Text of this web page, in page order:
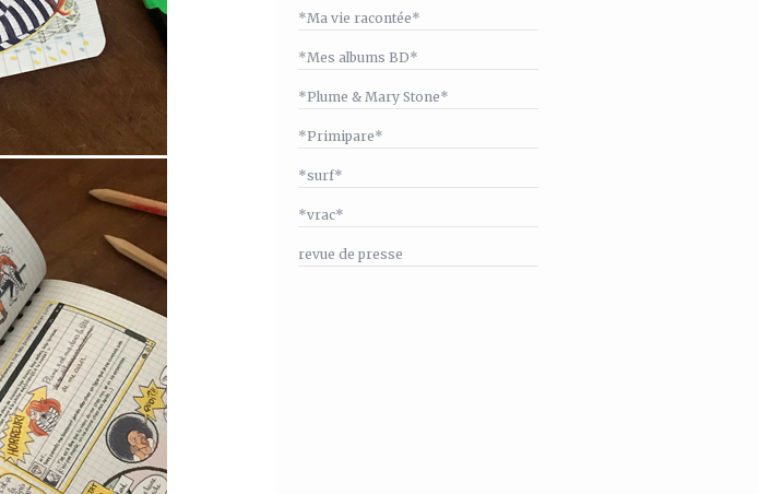
*Ma vie racontée*
*Mes albums BD*
*Plume & Mary Stone*
*Primipare*
*surf*
*vrac*
revue de presse